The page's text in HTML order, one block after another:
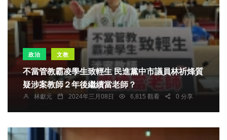
政治 文教
不當管教霸凌學生致輕生 民進黨中市議員林祈烽質
疑涉案教師２年後繼續當老師？
林獻元 2024年三月08日 6,815 觀看 0 分享